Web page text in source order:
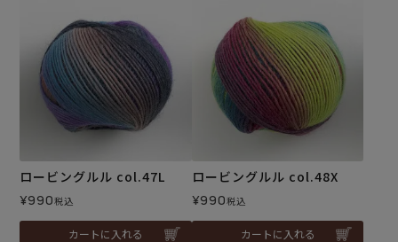
ロービングルル col.47L
¥990税込
カートに入れる
ロービングルル col.48X
¥990税込
カートに入れる